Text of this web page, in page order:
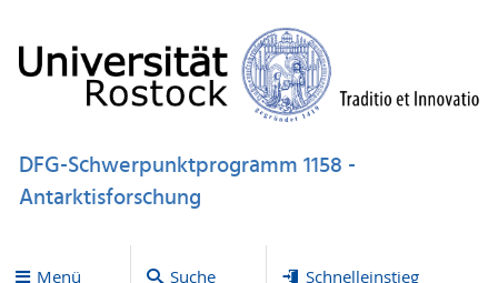
DFG-Schwerpunktprogramm 1158 -
Antarktisforschung
Menü Suche Schnelleinstieg